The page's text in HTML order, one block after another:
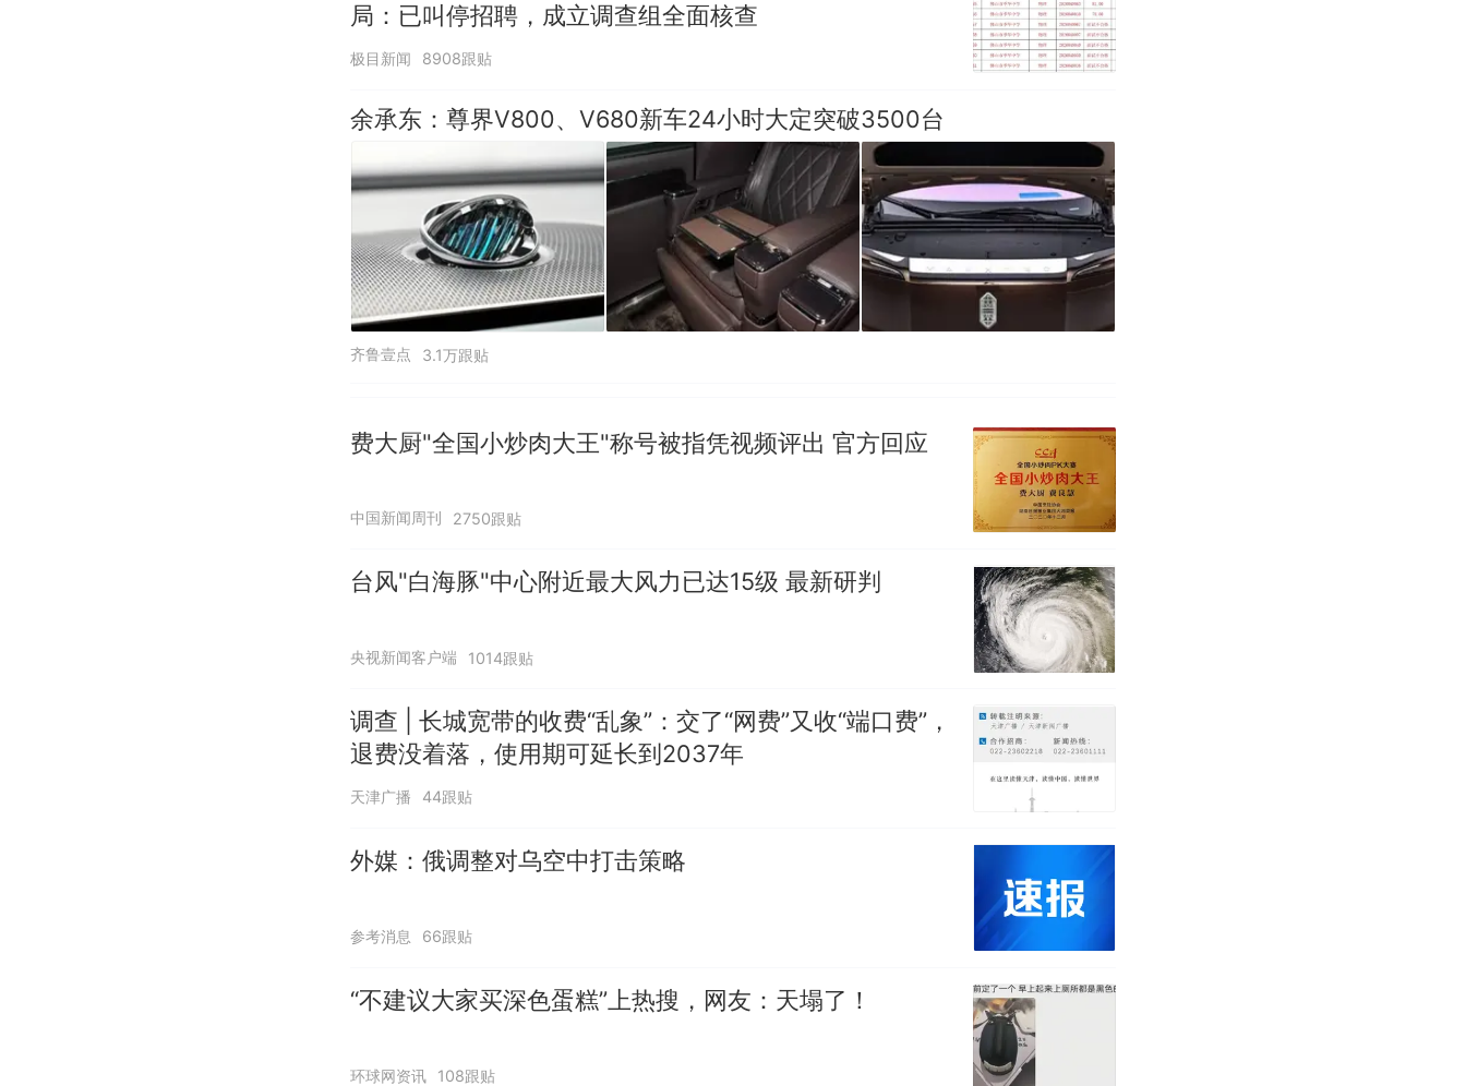
局：已叫停招聘，成立调查组全面核查
极目新闻 8908跟贴
余承东：尊界V800、V680新车24小时大定突破3500台
齐鲁壹点 3.1万跟贴
费大厨"全国小炒肉大王"称号被指凭视频评出 官方回应
中国新闻周刊 2750跟贴
台风"白海豚"中心附近最大风力已达15级 最新研判
央视新闻客户端 1014跟贴
调查 | 长城宽带的收费“乱象”：交了“网费”又收“端口费”，
退费没着落，使用期可延长到2037年
天津广播 44跟贴
外媒：俄调整对乌空中打击策略
参考消息 66跟贴
“不建议大家买深色蛋糕”上热搜，网友：天塌了！
环球网资讯 108跟贴